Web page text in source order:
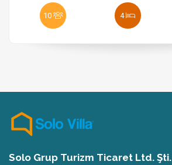
10 4
Solo Grup Turizm Ticaret Ltd. Şti.